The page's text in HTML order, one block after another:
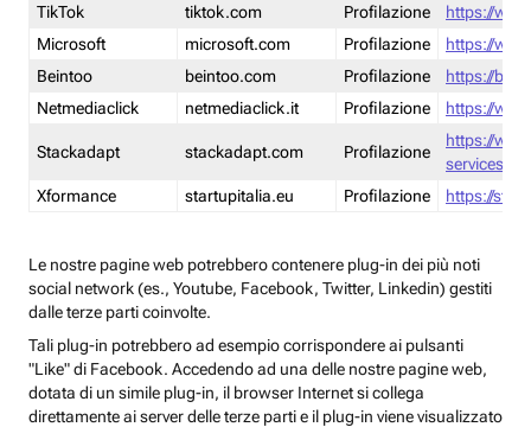
TikTok
tiktok.com Profilazione
https://
Microsoft
microsoft.com Profilazione
https://
Beintoo
beintoo.com Profilazione
https://
Netmediaclick
netmediaclick.it Profilazione https://
Stackadapt stackadapt.com Profilazione
https://
services-
Xformance
startupitalia.eu Profilazione https://
Le nostre pagine web potrebbero contenere plug-in dei più noti
social network (es., Youtube, Facebook, Twitter, Linkedin) gestiti
dalle terze parti coinvolte.
Tali plug-in potrebbero ad esempio corrispondere ai pulsanti
"Like" di Facebook. Accedendo ad una delle nostre pagine web,
dotata di un simile plug-in, il browser Internet si collega
direttamente ai server delle terze parti e il plug-in viene visualizzato